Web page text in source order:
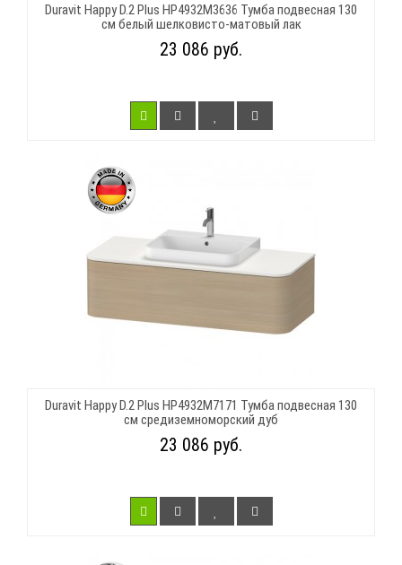
Duravit Happy D.2 Plus HP4932M3636 Тумба подвесная 130
см белый шелковисто-матовый лак
23 086 руб.
Duravit Happy D.2 Plus HP4932M7171 Тумба подвесная 130
см средиземноморский дуб
23 086 руб.